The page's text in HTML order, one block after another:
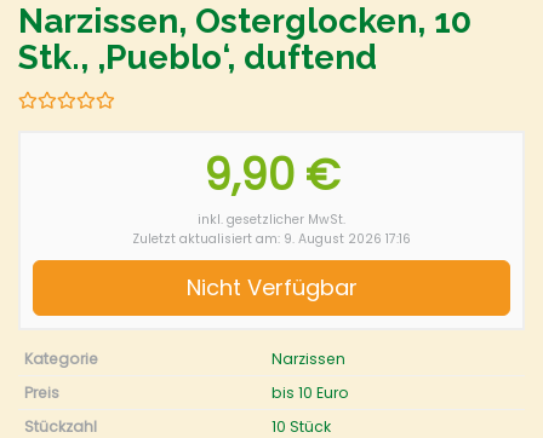
Narzissen, Osterglocken, 10
Stk., ‚Pueblo‘, duftend
9,90 €
inkl. gesetzlicher MwSt.
Zuletzt aktualisiert am: 9. August 2026 17:16
Nicht Verfügbar
Kategorie
Narzissen
Preis
bis 10 Euro
Stückzahl
10 Stück